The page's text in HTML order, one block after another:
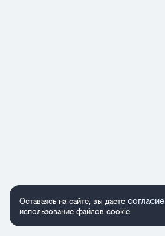
Оставаясь на сайте, вы даете согласие
использование файлов cookie